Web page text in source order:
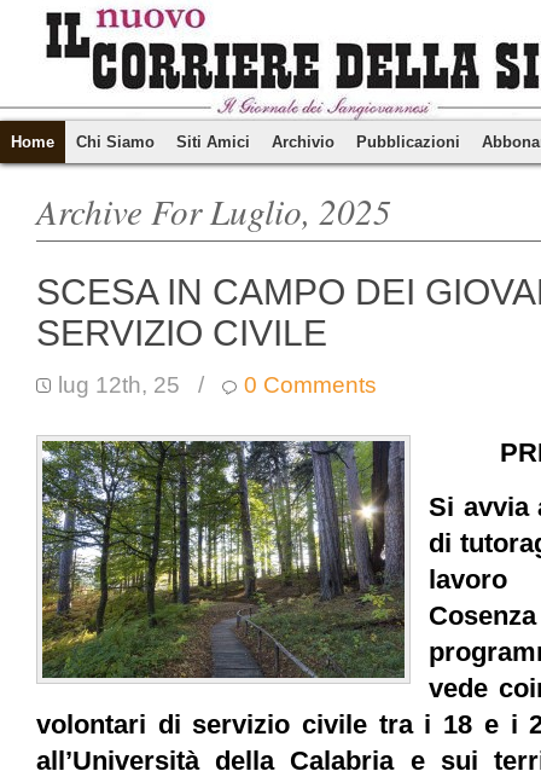
Home Chi Siamo Siti Amici Archivio Pubblicazioni
Archive For Luglio, 2025
SCESA IN CAMPO DEI
SERVIZIO CIVILE
lug 12th, 25 / 0 Comments
Si avvia
di
lavoro
vede
volontari di servizio civile tra i 18 e i
all’Università della Calabria e sui